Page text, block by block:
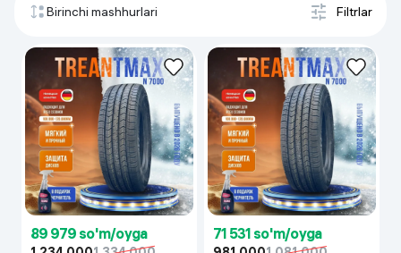
Birinchi mashhurlari Filtrlar
89 979 so'm/oyga 71 531 so'm/oyga